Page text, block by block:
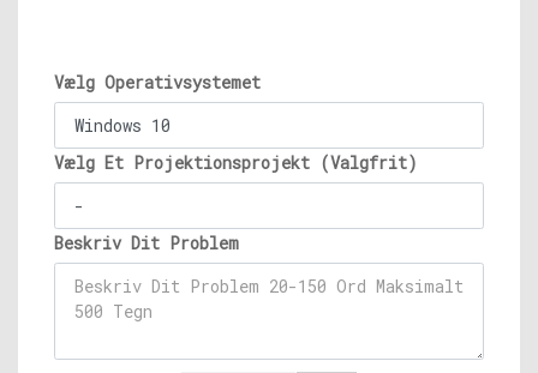
Vælg Operativsystemet
Vælg Et Projektionsprojekt (Valgfrit)
Beskriv Dit Problem